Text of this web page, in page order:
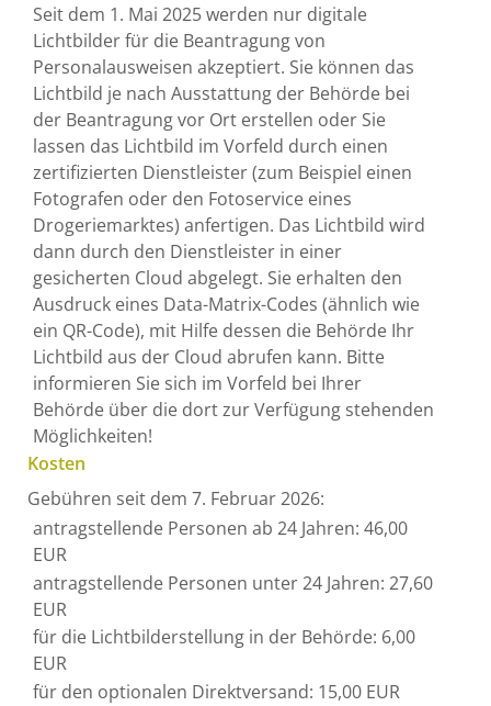
Seit dem 1. Mai 2025 werden nur digitale
Lichtbilder für die Beantragung von
Personalausweisen akzeptiert. Sie können das
Lichtbild je nach Ausstattung der Behörde bei
der Beantragung vor Ort erstellen oder Sie
lassen das Lichtbild im Vorfeld durch einen
zertifizierten Dienstleister (zum Beispiel einen
Fotografen oder den Fotoservice eines
Drogeriemarktes) anfertigen. Das Lichtbild wird
dann durch den Dienstleister in einer
gesicherten Cloud abgelegt. Sie erhalten den
Ausdruck eines Data-Matrix-Codes (ähnlich wie
ein QR-Code), mit Hilfe dessen die Behörde Ihr
Lichtbild aus der Cloud abrufen kann. Bitte
informieren Sie sich im Vorfeld bei Ihrer
Behörde über die dort zur Verfügung stehenden
Möglichkeiten!
Kosten
Gebühren seit dem 7. Februar 2026:
antragstellende Personen ab 24 Jahren: 46,00
EUR
antragstellende Personen unter 24 Jahren: 27,60
EUR
für die Lichtbilderstellung in der Behörde: 6,00
EUR
für den optionalen Direktversand: 15,00 EUR